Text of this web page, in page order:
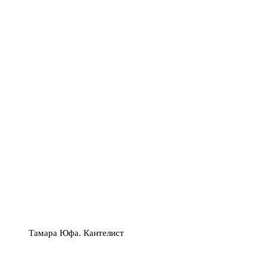
Тамара Юфа. Кантелист